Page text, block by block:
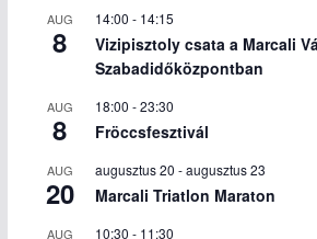
AUG
8
14:00 - 14:15
Vizipisztoly csata a Marcali
Szabadidőközpontban
AUG
8
18:00 -23:30
Fröccsfesztivál
AUG
20
augusztus 20 -augusztus 23
Marcali Triatlon Maraton
AUG 10:30 - 11:30